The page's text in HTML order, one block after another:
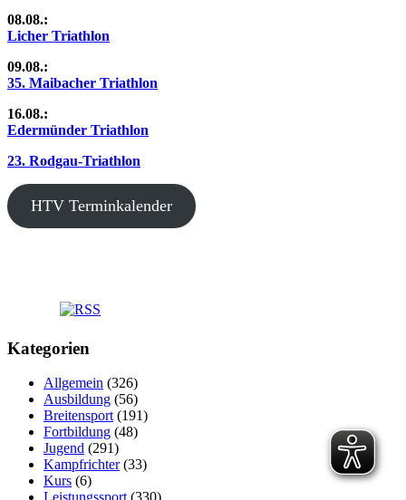
08.08.:
Licher Triathlon
09.08.:
35. Maibacher Triathlon
16.08.:
Edermünder Triathlon
23. Rodgau-Triathlon
HTV Terminkalender
Kategorien
Allgemein (326)
Ausbildung (56)
Breitensport (191)
Fortbildung (48)
Jugend (291)
Kampfrichter(33)
Kurs (6)